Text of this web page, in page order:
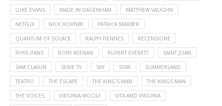
LUKE EVANS MADE IN DAGENHAM MATTHEW VAUGHN
NETFLIX NICK HORNBY PATRICK MARBER
QUANTUM OF SOLACE RALPH FIENNES RECENSIONE
RHYS IFANS RORY KEENAN RUPERT EVERETT SAINT JOAN
SAM CLAFLIN SERIE TV SKY STAR SUMMERLAND
TEATRO THE ESCAPE THE KING'S MAN THE KINGS MAN
THE VOICES VIRGINIA WOOLF VITA AND VIRGINIA